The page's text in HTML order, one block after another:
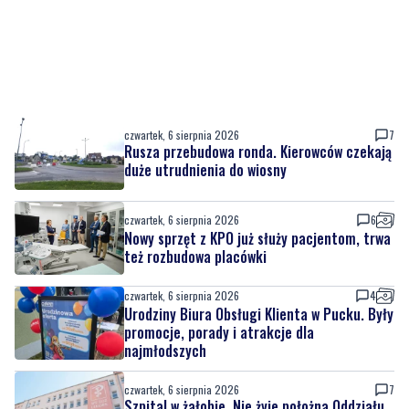
czwartek, 6 sierpnia 2026 6
Nowy sprzęt z KPO już służy pacjentom, trwa
czwartek, 6 sierpnia 2026 4
Urodziny Biura Obsługi Klienta w Pucku. Były
promocje, porady i atrakcje dla
najmłodszych
czwartek, 6 sierpnia 2026 7
Szpital w żałobie. Nie żyje położna Oddziału
Ginekologiczno-Położniczego
czwartek, 6 sierpnia 2026 2